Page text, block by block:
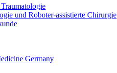
und Roboter-assistierte Chirurgie
Germany